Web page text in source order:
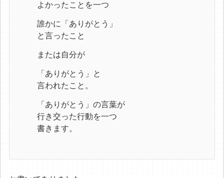
よかったことを一つ
誰かに「ありがとう」
と言ったこと
または自分が
「ありがとう」と
言われたこと。
「ありがとう」の言葉が
行き交った行動を一つ
書きます。